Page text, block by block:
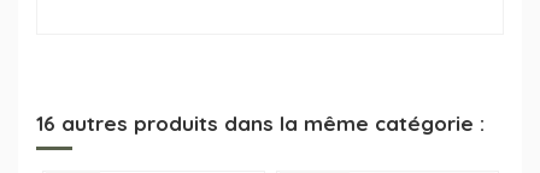
16 autres produits dans la même catégorie :